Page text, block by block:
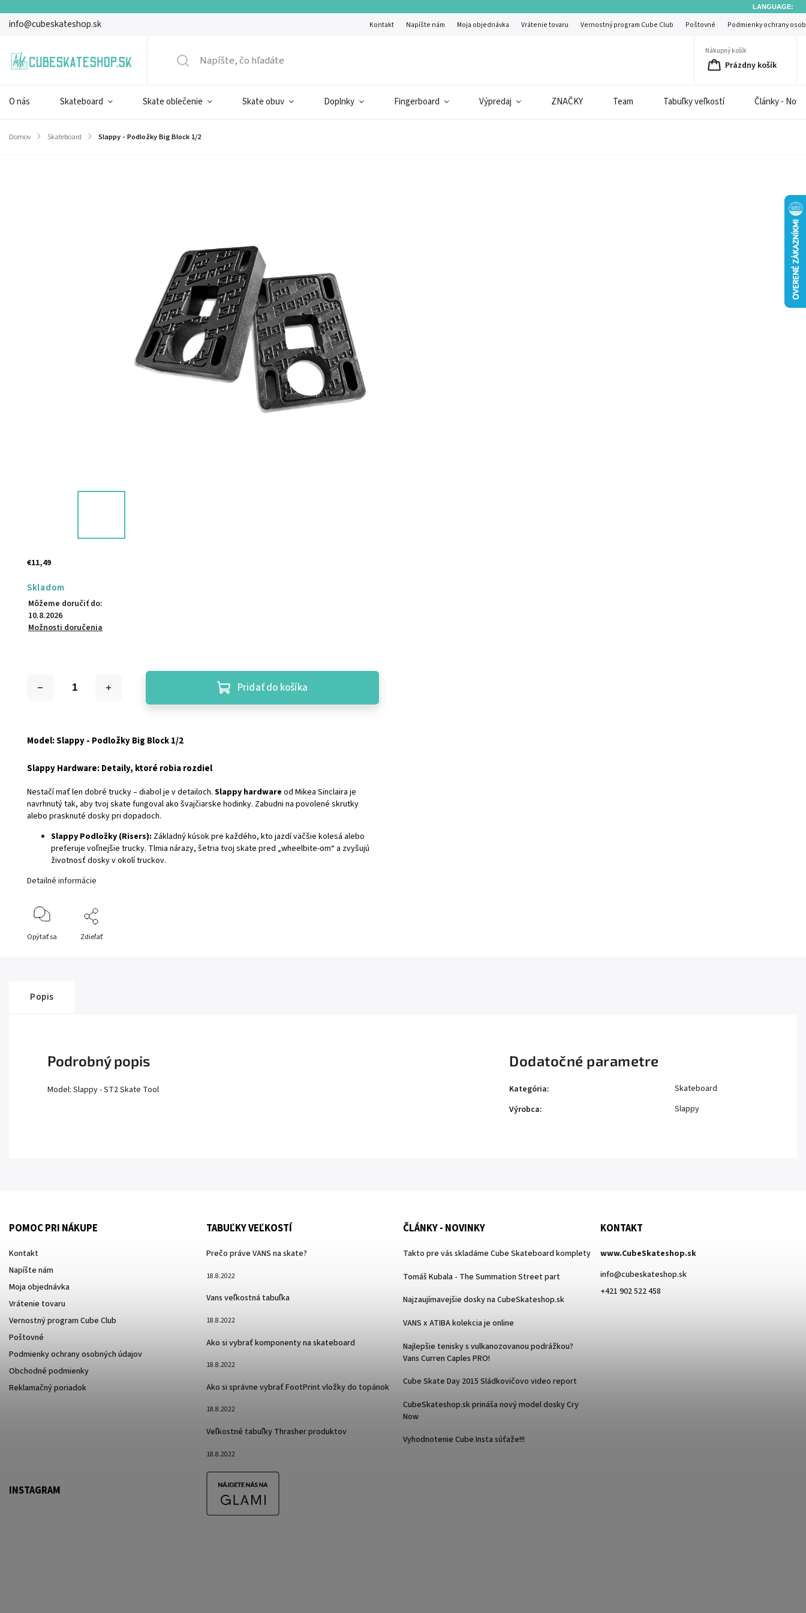
LANGUAGE:
info@cubeskateshop.sk Kontakt Napíšte nám Moja objednávka Vrátenie tovaru Vernostný program Cube Club Poštovné Podmienky ochrany
Nákupný košík
Prázdny košík
O nás Skateboard Skate oblečenie Skate obuv Doplnky Fingerboard Výpredaj ZNAČKY Team Tabuľky veľkostí Články -
Domov / Skateboard / Slappy - Podložky Big Block 1/2
€11,49
Skladom
Môžeme doručiť do:
10.8.2026
Možnosti doručenia
Pridať do košíka
Model: Slappy - Podložky Big Block 1/2
Slappy Hardware: Detaily, ktoré robia rozdiel
Nestačí mať len dobré trucky – diabol je v detailoch.Slappy hardware od Mikea Sinclaira je
navrhnutý tak, aby tvoj skate fungoval ako švajčiarske hodinky. Zabudni na povolené skrutky
alebo prasknuté dosky pri dopadoch.
Slappy Podložky (Risers): Základný kúsok pre každého, kto jazdí väčšie kolesá alebo
preferuje voľnejšie trucky. Tlmia nárazy, šetria tvoj skate pred „wheelbite-om“ a zvyšujú
životnosť dosky v okolí truckov.
Detailné informácie
Opýtať sa Zdieľať
Popis
Podrobný popis
Model: Slappy - ST2 Skate Tool
Dodatočné parametre
Kategória:
Skateboard
Výrobca: Slappy
POMOC PRI NÁKUPE
Kontakt
Napíšte nám
Moja objednávka
Vrátenie tovaru
Vernostný program Cube Club
Poštovné
Podmienky ochrany osobných údajov
Obchodné podmienky
Reklamačný poriadok
TABUĽKY VEĽKOSTÍ
Prečo práve VANS na skate?
18.8.2022
Vans veľkostná tabuľka
18.8.2022
Ako si vybrať komponenty na skateboard
18.8.2022
Ako si správne vybrať FootPrint vložky do topánok
18.8.2022
Veľkostné tabuľky Thrasher produktov
18.8.2022
ČLÁNKY - NOVINKY
Takto pre vás skladáme Cube Skateboard komplety
Tomáš Kubala - The Summation Street part
Najzaujímavejšie dosky na CubeSkateshop.sk
VANS x ATIBA kolekcia je online
Najlepšie tenisky s vulkanozovanou podrážkou?
Vans Curren Caples PRO!
Cube Skate Day 2015 Sládkovičovo video report
CubeSkateshop.sk prináša nový model dosky Cry
Now
Vyhodnotenie Cube Insta súťaže!!!
KONTAKT
www.CubeSkateshop.sk
info@cubeskateshop.sk
+421 902 522 458
INSTAGRAM